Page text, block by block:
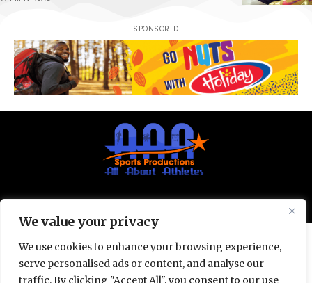
We value your privacy
We use cookies to enhance your browsing experience,
serve personalised ads or content, and analyse our
traffic. By clicking "Accept All", you consent to our use
- SPONSORED -